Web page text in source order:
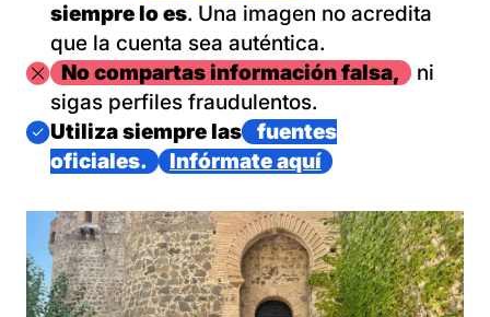
siempre lo es. Una imagen no acredita
que la cuenta sea auténtica.
ImagenNo compartas información falsa,
ni
sigas perfiles fraudulentos.
Imagen
Utiliza siempre las
fuentes
oficiales.
Infórmate aquí